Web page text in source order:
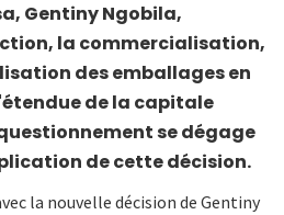
Gentiny Ngobila,
la commercialisation,
des emballages en
de la capitale
se dégage
de cette décision.
la nouvelle décision de Gentiny